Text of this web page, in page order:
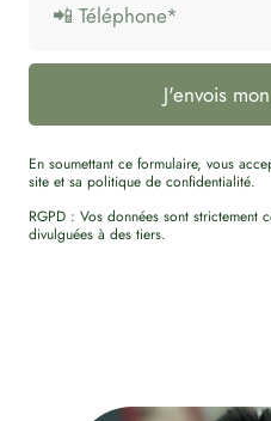
J'envois
En soumettant ce formulaire, vous
site et sa politique de confidentialité.
RGPD : Vos données sont strictement
divulguées à des tiers.